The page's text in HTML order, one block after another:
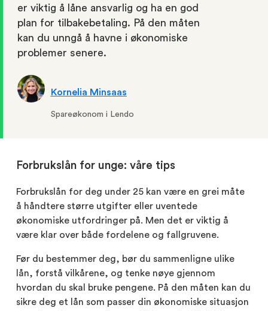
er viktig å låne ansvarlig og ha en god
plan for tilbakebetaling. På den måten
kan du unngå å havne i økonomiske
problemer senere.
Kornelia Minsaas
Spareøkonom i Lendo
Forbrukslån for unge: våre tips
Forbrukslån for deg under 25 kan være en grei måte
å håndtere større utgifter eller uventede
økonomiske utfordringer på. Men det er viktig å
være klar over både fordelene og fallgruvene.
Før du bestemmer deg, bør du sammenligne ulike
lån, forstå vilkårene, og tenke nøye gjennom
hvordan du skal bruke pengene. På den måten kan du
sikre deg et lån som passer din økonomiske situasjon